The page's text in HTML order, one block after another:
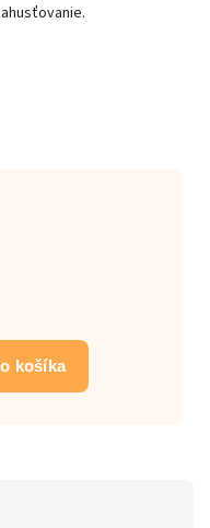
košíka